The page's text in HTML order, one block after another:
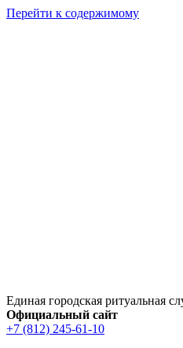
Перейти к содержимому
Единая городская ритуальная
Официальный сайт
+7 (812) 245-61-10